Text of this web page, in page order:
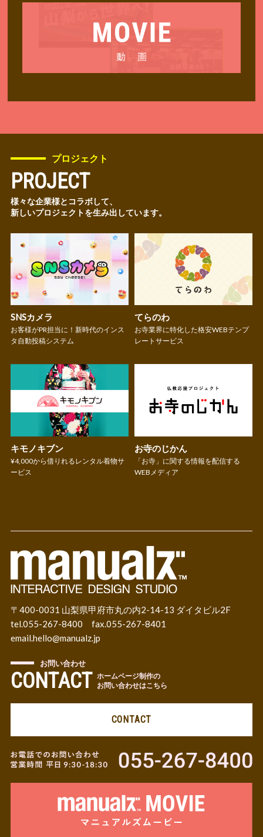
プロジェクト
PROJECT
様々な企業様とコラボして、
新しいプロジェクトを生み出しています。
SNSカメラ
お客様がPR担当に！新時代のインス
タ自動投稿システム
てらのわ
お寺業界に特化した格安WEBテンプ
レートサービス
キモノキブン
¥4,000から借りれるレンタル着物サ
ービス
お寺のじかん
「お寺」に関する情報を配信する
WEBメディア
〒400-0031 山梨県甲府市丸の内2-14-13 ダイタビル2F
tel.055-267-8400 fax.055-267-8401
email.hello@manualz.jp
お問い合わせ
CONTACT ホームページ制作の
お問い合わせはこちら
CONTACT